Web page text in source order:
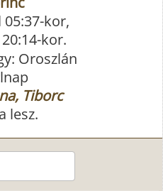
kor,
kor.
Tiborc
lesz.